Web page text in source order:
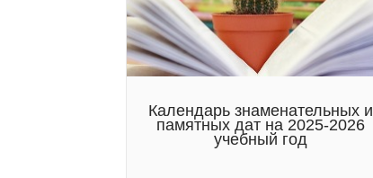
Календарь знаменательных и
памятных дат на 2025-2026
учебный год